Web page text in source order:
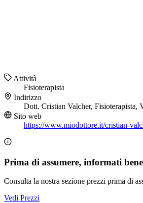
Attività
Fisioterapista
Indirizzo
Dott. Cristian Valcher, Fisioterapista,
Sito web
https://www.miodottore.it/cristian-
Prima di assumere, informati bene
Consulta la nostra sezione prezzi prima di
Vedi Prezzi